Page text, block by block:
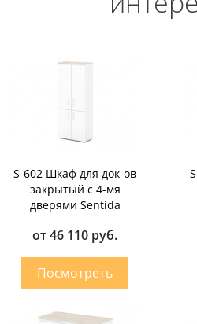
S-602 Шкаф для док-ов
закрытый с 4-мя
дверями Sentida
от 46 110 руб.